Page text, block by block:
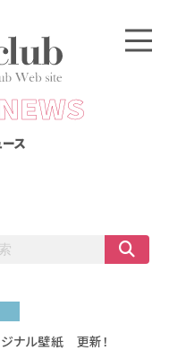
ス
ジナル壁紙 更新！